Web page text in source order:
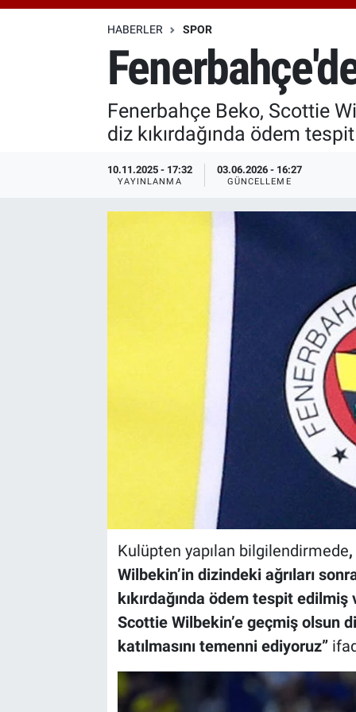
HABERLER SPOR
Fenerbahçe Beko, Scottie
diz kıkırdağında ödem
10.11.2025 - 17:32
YAYINLANMA
03.06.2026 - 16:27
GÜNCELLEME
Kulüpten yapılan bilgilendirmede
Wilbekin’in dizindeki ağrıları
kıkırdağında ödem tespit
Scottie Wilbekin’e geçmiş olsun
katılmasını temenni ediyoruz”
Özel Haberler
Özel Haberler
Haber Arşivi